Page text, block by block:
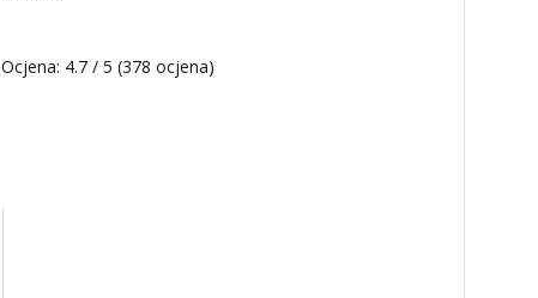
Ocjena: 4.7 / 5 (378 ocjena)